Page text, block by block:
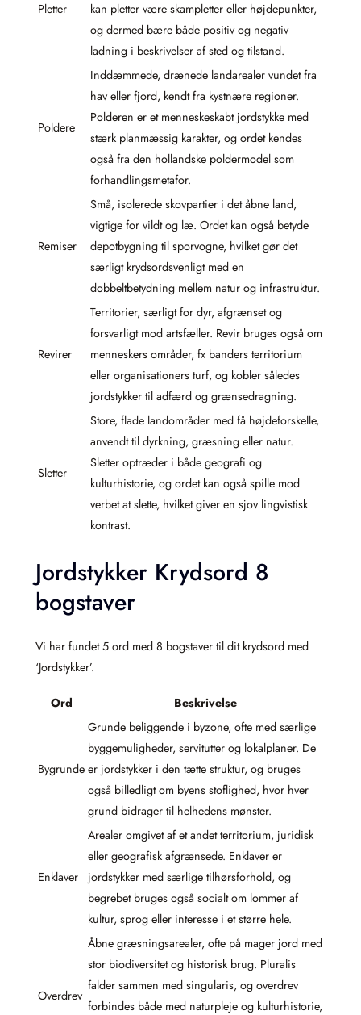
Pletter
kan pletter være skampletter eller højdepunkter,
og dermed bære både positiv og negativ
ladning i beskrivelser af sted og tilstand.
Poldere
Inddæmmede, drænede landarealer vundet fra
hav eller fjord, kendt fra kystnære regioner.
Polderen er et menneskeskabt jordstykke med
stærk planmæssig karakter, og ordet kendes
også fra den hollandske poldermodel som
forhandlingsmetafor.
Remiser
Små, isolerede skovpartier i det åbne land,
vigtige for vildt og læ. Ordet kan også betyde
depotbygning til sporvogne, hvilket gør det
særligt krydsordsvenligt med en
dobbeltbetydning mellem natur og infrastruktur.
Revirer
Territorier, særligt for dyr, afgrænset og
forsvarligt mod artsfæller. Revir bruges også om
menneskers områder, fx banders territorium
eller organisationers turf, og kobler således
jordstykker til adfærd og grænsedragning.
Sletter
Store, flade landområder med få højdeforskelle,
anvendt til dyrkning, græsning eller natur.
Sletter optræder i både geografi og
kulturhistorie, og ordet kan også spille mod
verbet at slette, hvilket giver en sjov lingvistisk
kontrast.
Jordstykker Krydsord 8
bogstaver
Vi har fundet 5 ord med 8 bogstaver til dit krydsord med
‘Jordstykker’.
Ord Beskrivelse
Bygrunde
Grunde beliggende i byzone, ofte med særlige
byggemuligheder, servitutter og lokalplaner. De
er jordstykker i den tætte struktur, og bruges
også billedligt om byens stoflighed, hvor hver
grund bidrager til helhedens mønster.
Enklaver
Arealer omgivet af et andet territorium, juridisk
eller geografisk afgrænsede. Enklaver er
jordstykker med særlige tilhørsforhold, og
begrebet bruges også socialt om lommer af
kultur, sprog eller interesse i et større hele.
Overdrev
Åbne græsningsarealer, ofte på mager jord med
stor biodiversitet og historisk brug. Pluralis
falder sammen med singularis, og overdrev
forbindes både med naturpleje og kulturhistorie,